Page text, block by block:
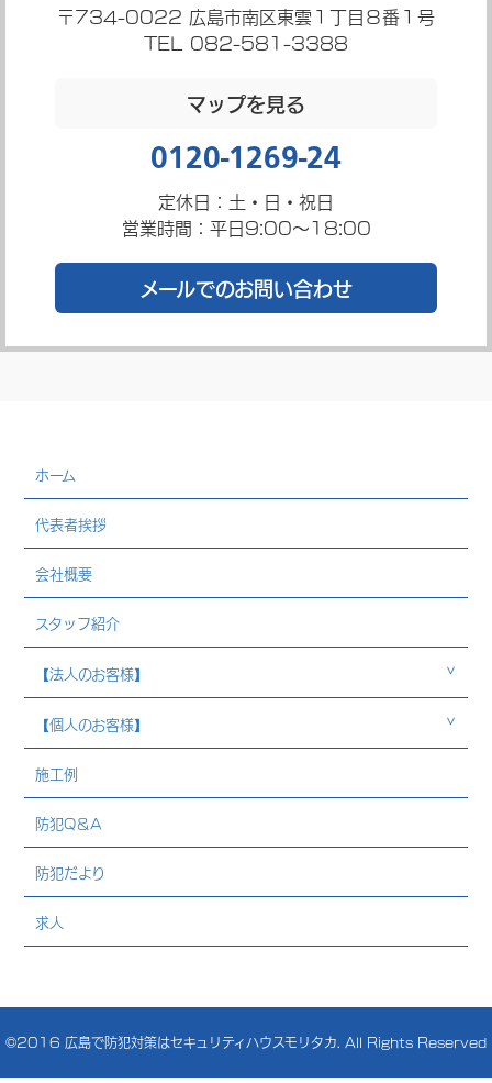
〒734-0022 広島市南区東雲１丁目８番１号
TEL 082-581-3388
マップを見る
0120-1269-24
定休日：土・日・祝日
営業時間：平日9:00～18:00
メールでのお問い合わせ
ホーム
代表者挨拶
会社概要
スタッフ紹介
【法人のお客様】
【個人のお客様】
施工例
防犯Q＆A
防犯だより
求人
©2016 広島で防犯対策はセキュリティハウスモリタカ. All Rights Reserved